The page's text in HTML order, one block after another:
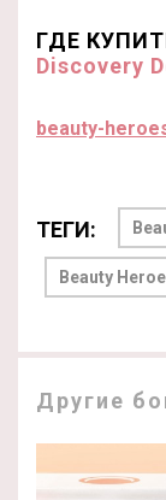
ГДЕ
Discovery
beauty-
ТЕГИ:
Beauty
Другие